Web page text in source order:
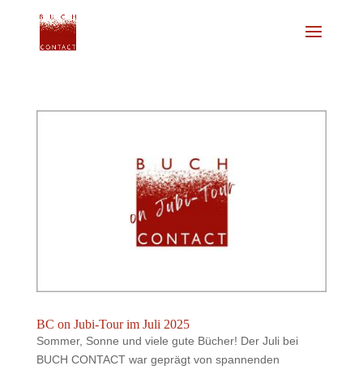
BC on Jubi-Tour im Juli 2025
Sommer, Sonne und viele gute Bücher! Der Juli bei
BUCH CONTACT war geprägt von spannenden